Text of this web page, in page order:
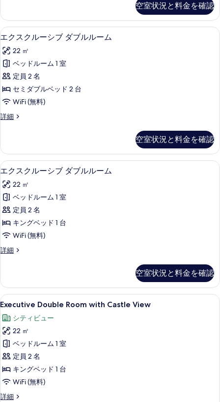
表
示
す
る
ー
ム
の
す
べ
て
の
写
真
示
す
る
ア
ツ
イ
ル
ー
の
詳
細
空室状況と料金を確認
エ
ク
ス
ク
ル
ー
シ
ブ
ブ
ル
ル
ー
ム
の
す
べ
て
真
を
表
示
す
る
低刺激性寝具、セーフティボックス
4
エクスクルーシブ ダブルルーム
22 ㎡
ベッドルーム 1 室
定員 2 名
セミダブルベッド 2 台
WiFi (無料)
詳細
エ
ル
ー
シ
ダ
ブ
ル
ー
ム
の
詳
空室状況と料金を確認
エ
ク
ス
ク
ル
ー
シ
ブ
ブ
ル
ル
ー
ム
の
す
べ
て
の
低刺激性寝具、セーフティボックス
5
エクスクルーシブ ダブルルーム
22 ㎡
ベッドルーム 1 室
定員 2 名
キングベッド 1 台
WiFi (無料)
詳細
エ
ル
ー
シ
ダ
ブ
ル
ル
ー
ム
の
詳
空室状況と料金を確認
Executive
Double
Room
with
Castle
View
の
す
べ
Executive Double Room with Castle
5
Executive Double Room with Castle View
シティビュー
22 ㎡
ベッドルーム 1 室
定員 2 名
キングベッド 1 台
WiFi (無料)
詳細
Executive